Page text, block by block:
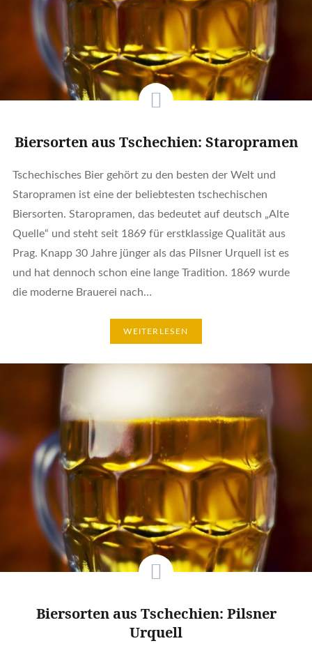
Biersorten aus Tschechien: Staropramen
Tschechisches Bier gehört zu den besten der Welt und
Staropramen ist eine der beliebtesten tschechischen
Biersorten. Staropramen, das bedeutet auf deutsch „Alte
Quelle“ und steht seit 1869 für erstklassige Qualität aus
Prag. Knapp 30 Jahre jünger als das Pilsner Urquell ist es
und hat dennoch schon eine lange Tradition. 1869 wurde
die moderne Brauerei nach…
WEITERLESEN
Biersorten aus Tschechien: Pilsner
Urquell